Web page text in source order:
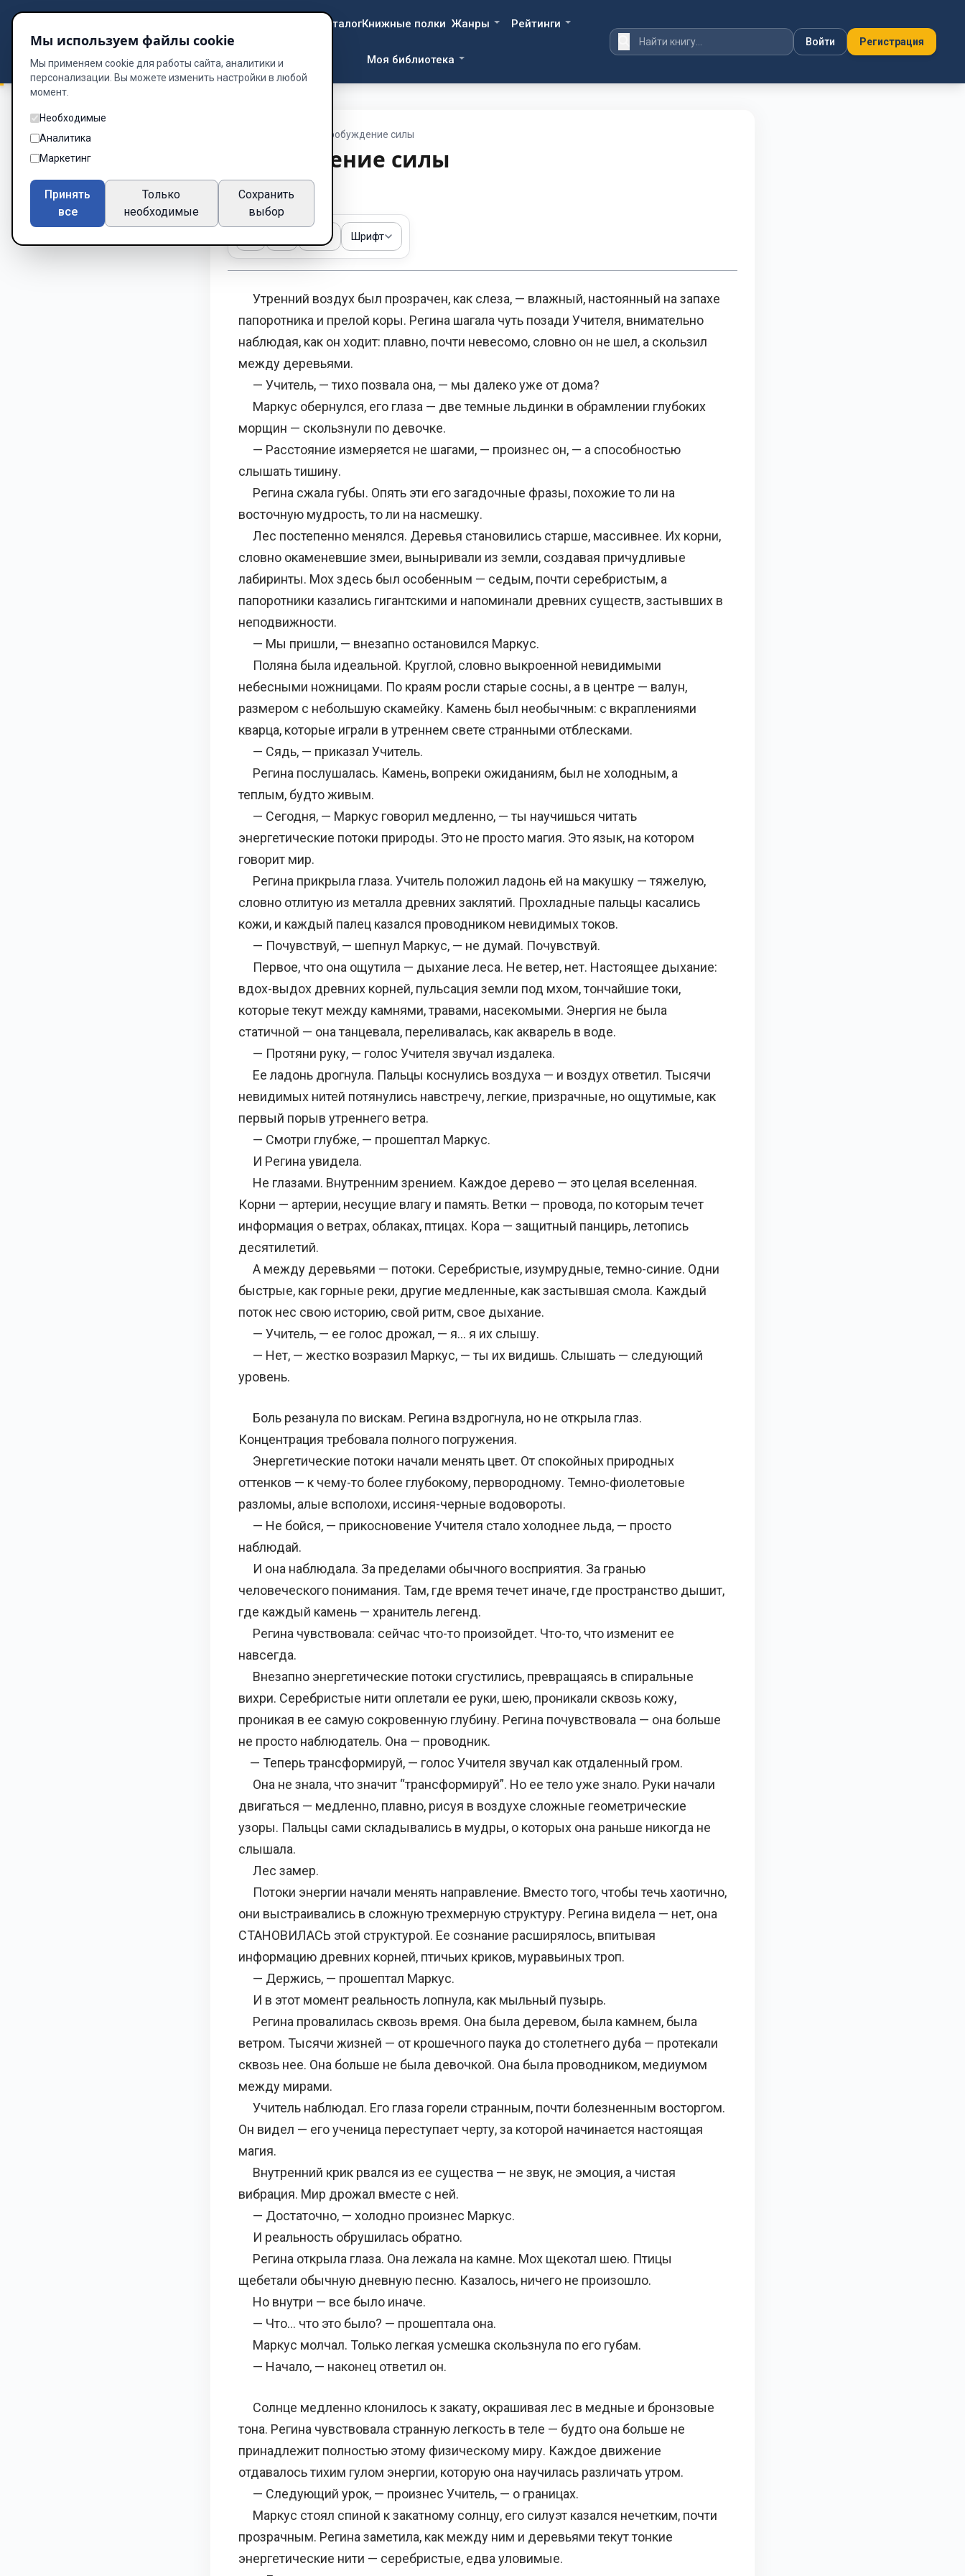
DzenWay Библиотека
КаталогКнижные полки Жанры Рейтинги
Моя библиотека
Войти Регистрация
Пробуждение силы
Пробуждение силы
Глава 11 из 13
Тема Шрифт
Утренний воздух был прозрачен, как слеза, — влажный, настоянный на запахе
папоротника и прелой коры. Регина шагала чуть позади Учителя, внимательно
наблюдая, как он ходит: плавно, почти невесомо, словно он не шел, а скользил
между деревьями.
— Учитель, — тихо позвала она, — мы далеко уже от дома?
Маркус обернулся, его глаза — две темные льдинки в обрамлении глубоких
морщин — скользнули по девочке.
— Расстояние измеряется не шагами, — произнес он, — а способностью
слышать тишину.
Регина сжала губы. Опять эти его загадочные фразы, похожие то ли на
восточную мудрость, то ли на насмешку.
Лес постепенно менялся. Деревья становились старше, массивнее. Их корни,
словно окаменевшие змеи, выныривали из земли, создавая причудливые
лабиринты. Мох здесь был особенным — седым, почти серебристым, а
папоротники казались гигантскими и напоминали древних существ, застывших в
неподвижности.
— Мы пришли, — внезапно остановился Маркус.
Поляна была идеальной. Круглой, словно выкроенной невидимыми
небесными ножницами. По краям росли старые сосны, а в центре — валун,
размером с небольшую скамейку. Камень был необычным: с вкраплениями
кварца, которые играли в утреннем свете странными отблесками.
— Сядь, — приказал Учитель.
Регина послушалась. Камень, вопреки ожиданиям, был не холодным, а
теплым, будто живым.
— Сегодня, — Маркус говорил медленно, — ты научишься читать
энергетические потоки природы. Это не просто магия. Это язык, на котором
говорит мир.
Регина прикрыла глаза. Учитель положил ладонь ей на макушку — тяжелую,
словно отлитую из металла древних заклятий. Прохладные пальцы касались
кожи, и каждый палец казался проводником невидимых токов.
— Почувствуй, — шепнул Маркус, — не думай. Почувствуй.
Первое, что она ощутила — дыхание леса. Не ветер, нет. Настоящее дыхание:
вдох-выдох древних корней, пульсация земли под мхом, тончайшие токи,
которые текут между камнями, травами, насекомыми. Энергия не была
статичной — она танцевала, переливалась, как акварель в воде.
— Протяни руку, — голос Учителя звучал издалека.
Ее ладонь дрогнула. Пальцы коснулись воздуха — и воздух ответил. Тысячи
невидимых нитей потянулись навстречу, легкие, призрачные, но ощутимые, как
первый порыв утреннего ветра.
— Смотри глубже, — прошептал Маркус.
И Регина увидела.
Не глазами. Внутренним зрением. Каждое дерево — это целая вселенная.
Корни — артерии, несущие влагу и память. Ветки — провода, по которым течет
информация о ветрах, облаках, птицах. Кора — защитный панцирь, летопись
десятилетий.
А между деревьями — потоки. Серебристые, изумрудные, темно-синие. Одни
быстрые, как горные реки, другие медленные, как застывшая смола. Каждый
поток нес свою историю, свой ритм, свое дыхание.
— Учитель, — ее голос дрожал, — я… я их слышу.
— Нет, — жестко возразил Маркус, — ты их видишь. Слышать — следующий
уровень.
Боль резанула по вискам. Регина вздрогнула, но не открыла глаз.
Концентрация требовала полного погружения.
Энергетические потоки начали менять цвет. От спокойных природных
оттенков — к чему-то более глубокому, первородному. Темно-фиолетовые
разломы, алые всполохи, иссиня-черные водовороты.
— Не бойся, — прикосновение Учителя стало холоднее льда, — просто
наблюдай.
И она наблюдала. За пределами обычного восприятия. За гранью
человеческого понимания. Там, где время течет иначе, где пространство дышит,
где каждый камень — хранитель легенд.
Регина чувствовала: сейчас что-то произойдет. Что-то, что изменит ее
навсегда.
Внезапно энергетические потоки сгустились, превращаясь в спиральные
вихри. Серебристые нити оплетали ее руки, шею, проникали сквозь кожу,
проникая в ее самую сокровенную глубину. Регина почувствовала — она больше
не просто наблюдатель. Она — проводник.
— Теперь трансформируй, — голос Учителя звучал как отдаленный гром.
Она не знала, что значит “трансформируй”. Но ее тело уже знало. Руки начали
двигаться — медленно, плавно, рисуя в воздухе сложные геометрические
узоры. Пальцы сами складывались в мудры, о которых она раньше никогда не
слышала.
Лес замер.
Потоки энергии начали менять направление. Вместо того, чтобы течь хаотично,
они выстраивались в сложную трехмерную структуру. Регина видела — нет, она
СТАНОВИЛАСЬ этой структурой. Ее сознание расширялось, впитывая
информацию древних корней, птичьих криков, муравьиных троп.
— Держись, — прошептал Маркус.
И в этот момент реальность лопнула, как мыльный пузырь.
Регина провалилась сквозь время. Она была деревом, была камнем, была
ветром. Тысячи жизней — от крошечного паука до столетнего дуба — протекали
сквозь нее. Она больше не была девочкой. Она была проводником, медиумом
между мирами.
Учитель наблюдал. Его глаза горели странным, почти болезненным восторгом.
Он видел — его ученица переступает черту, за которой начинается настоящая
магия.
Внутренний крик рвался из ее существа — не звук, не эмоция, а чистая
вибрация. Мир дрожал вместе с ней.
— Достаточно, — холодно произнес Маркус.
И реальность обрушилась обратно.
Регина открыла глаза. Она лежала на камне. Мох щекотал шею. Птицы
щебетали обычную дневную песню. Казалось, ничего не произошло.
Но внутри — все было иначе.
— Что… что это было? — прошептала она.
Маркус молчал. Только легкая усмешка скользнула по его губам.
— Начало, — наконец ответил он.
Солнце медленно клонилось к закату, окрашивая лес в медные и бронзовые
тона. Регина чувствовала странную легкость в теле — будто она больше не
принадлежит полностью этому физическому миру. Каждое движение
отдавалось тихим гулом энергии, которую она научилась различать утром.
— Следующий урок, — произнес Учитель, — о границах.
Маркус стоял спиной к закатному солнцу, его силуэт казался нечетким, почти
прозрачным. Регина заметила, как между ним и деревьями текут тонкие
энергетические нити — серебристые, едва уловимые.
Мы используем файлы cookie
Мы применяем cookie для работы сайта, аналитики и
персонализации. Вы можете изменить настройки в любой
момент.
Необходимые
Аналитика
Маркетинг
Принять
все
Только
необходимые
Сохранить
выбор